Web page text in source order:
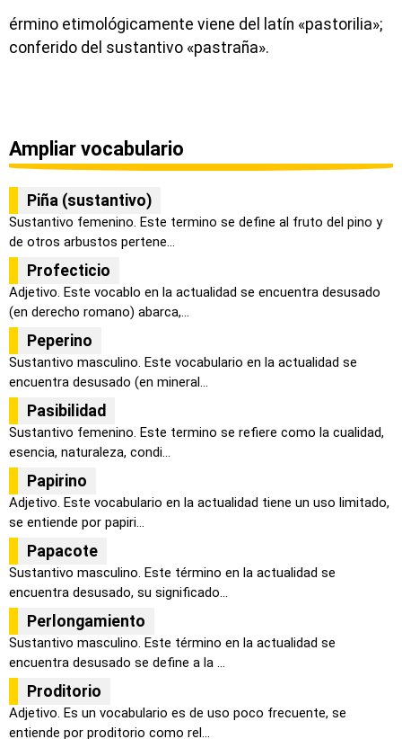
érmino etimológicamente viene del latín «pastorilia»;
conferido del sustantivo «pastraña».
Ampliar vocabulario
Piña (sustantivo)
Sustantivo femenino. Este termino se define al fruto del pino y
de otros arbustos pertene...
Profecticio
Adjetivo. Este vocablo en la actualidad se encuentra desusado
(en derecho romano) abarca,...
Peperino
Sustantivo masculino. Este vocabulario en la actualidad se
encuentra desusado (en mineral...
Pasibilidad
Sustantivo femenino. Este termino se refiere como la cualidad,
esencia, naturaleza, condi...
Papirino
Adjetivo. Este vocabulario en la actualidad tiene un uso limitado,
se entiende por papiri...
Papacote
Sustantivo masculino. Este término en la actualidad se
encuentra desusado, su significado...
Perlongamiento
Sustantivo masculino. Este término en la actualidad se
encuentra desusado se define a la ...
Proditorio
Adjetivo. Es un vocabulario es de uso poco frecuente, se
entiende por proditorio como rel...